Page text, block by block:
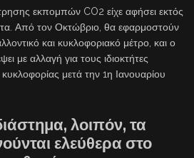
εκπομπών CO2 είχε αφήσει εκτός
Από τον Οκτώβριο, θα εφαρμοστούν
και κυκλοφοριακό μέτρο, και ο
με αλλαγή για τους ιδιοκτήτες
μετά την 1η Ιανουαρίου
λοιπόν, τα
ελεύθερα στο